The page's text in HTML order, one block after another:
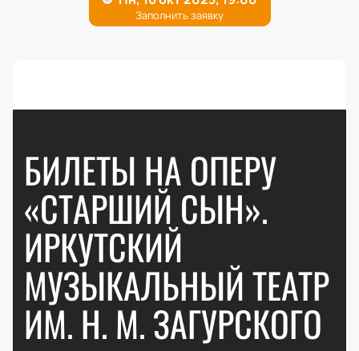
БИЛЕТЫ НА ОПЕРУ
«СТАРШИЙ СЫН».
ИРКУТСКИЙ
МУЗЫКАЛЬНЫЙ ТЕАТР
ИМ. Н. М. ЗАГУРСКОГО